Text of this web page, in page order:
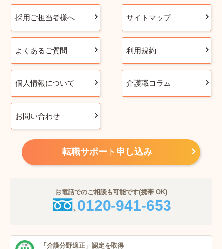
採用ご担当者様へ サイトマップ
よくあるご質問 利用規約
個人情報について 介護職コラム
お問い合わせ
転職サポート申し込み
お電話でのご相談も可能です(携帯 OK)
0120-941-653
「介護分野適正」 認定を取得